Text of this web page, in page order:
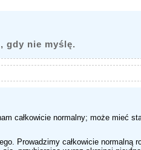
gdy nie myślę.
całkowicie normalny; może mieć
Prowadzimy całkowicie normalną